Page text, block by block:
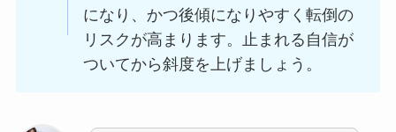
になり、かつ後傾になりやすく転倒の
リスクが高まります。止まれる自信が
ついてから斜度を上げましょう。